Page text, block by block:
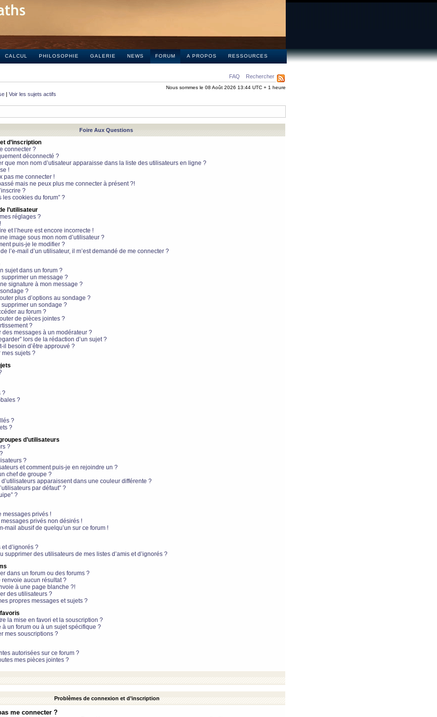
CALCUL PHILOSOPHIE GALERIE NEWS FORUM A PROPOS RESSOURCES
FAQ Rechercher
Nous sommes le 08 Août 2026 13:44 UTC + 1 heure
| Voir les sujets actifs
Foire Aux Questions
d’inscription
connecter ?
déconnecté ?
que mon nom d’utisateur apparaisse dans la liste des utilisateurs en ligne ?
!
pas me connecter !
mais ne peux plus me connecter à présent ?!
?
les cookies du forum” ?
l’utilisateur
réglages ?
et l’heure est encore incorrecte !
image sous mon nom d’utilisateur ?
puis-je le modifier ?
l’e-mail d’un utilisateur, il m’est demandé de me connecter ?
sujet dans un forum ?
un message ?
signature à mon message ?
?
plus d’options au sondage ?
un sondage ?
au forum ?
de pièces jointes ?
?
messages à un modérateur ?
lors de la rédaction d’un sujet ?
il besoin d’être approuvé ?
mes sujets ?
?
?
?
?
d’utilisateurs
?
?
et comment puis-je en rejoindre un ?
chef de groupe ?
apparaissent dans une couleur différente ?
par défaut” ?
?
messages privés !
privés non désirés !
mail abusif de quelqu’un sur ce forum !
d’ignorés ?
supprimer des utilisateurs de mes listes d’amis et d’ignorés ?
dans un forum ou des forums ?
aucun résultat ?
à une page blanche ?!
des utilisateurs ?
propres messages et sujets ?
la mise en favori et la souscription ?
un forum ou à un sujet spécifique ?
mes souscriptions ?
autorisées sur ce forum ?
mes pièces jointes ?
Problèmes de connexion et d’inscription
me connecter ?